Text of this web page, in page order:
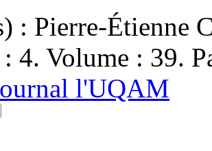
: Pierre-Étienne
4. Volume : 39.
l'UQAM